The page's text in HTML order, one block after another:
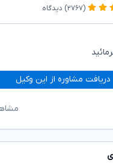
(۲۷۶۷) دیدگاه
دریافت مشاوره از این وکیل